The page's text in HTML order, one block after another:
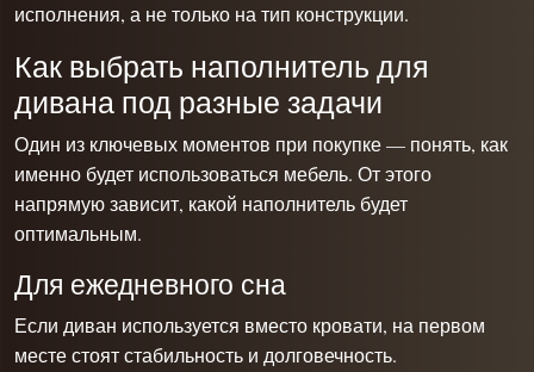
исполнения, а не только на тип конструкции.
Как выбрать наполнитель для
дивана под разные задачи
Один из ключевых моментов при покупке — понять, как
именно будет использоваться мебель. От этого
напрямую зависит, какой наполнитель будет
оптимальным.
Для ежедневного сна
Если диван используется вместо кровати, на первом
месте стоят стабильность и долговечность.